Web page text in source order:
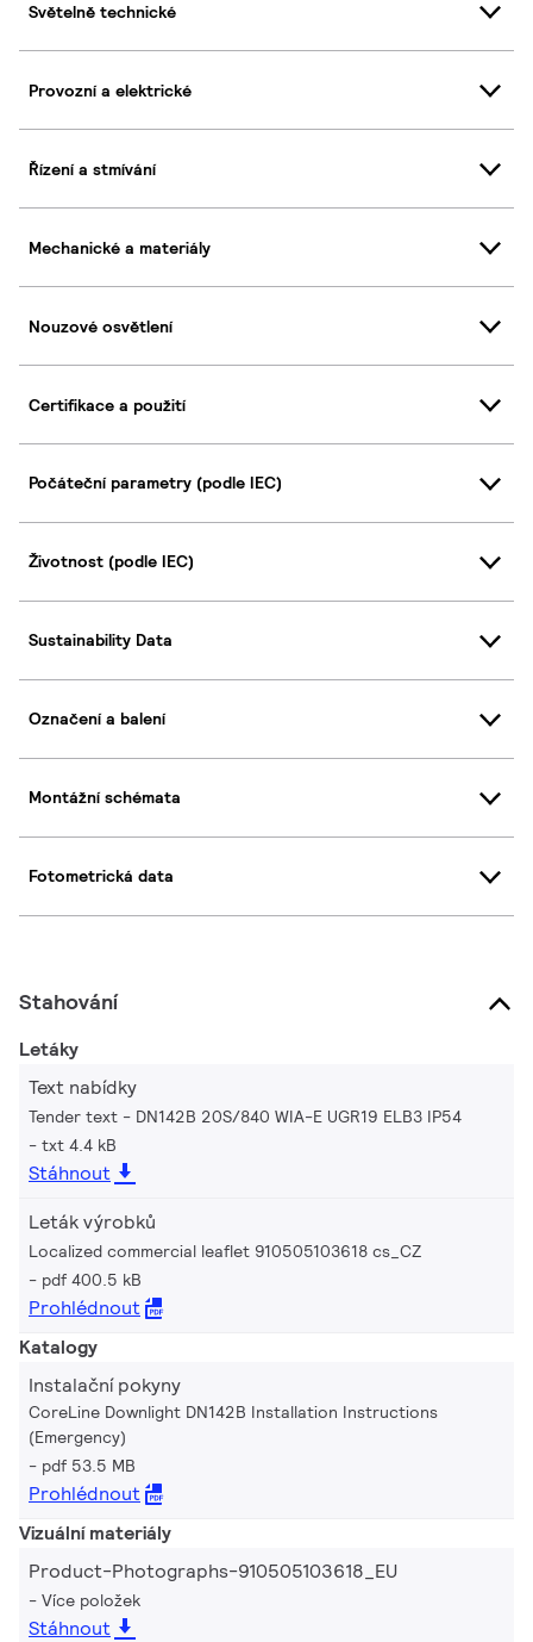
Světelně technické
Provozní a elektrické
Řízení a stmívání
Mechanické a materiály
Nouzové osvětlení
Certifikace a použití
Počáteční parametry (podle IEC)
Životnost (podle IEC)
Sustainability Data
Označení a balení
Montážní schémata
Fotometrická data
Stahování
Letáky
Text nabídky
Tender text - DN142B 20S/840 WIA-E UGR19 ELB3 IP54
txt 4.4 kB
Stáhnout
Leták výrobků
Localized commercial leaflet 910505103618 cs_CZ
pdf 400.5 kB
Prohlédnout
Katalogy
Instalační pokyny
CoreLine Downlight DN142B Installation Instructions
(Emergency)
pdf 53.5 MB
Prohlédnout
Vizuální materiály
Product-Photographs-910505103618_EU
Více položek
Stáhnout